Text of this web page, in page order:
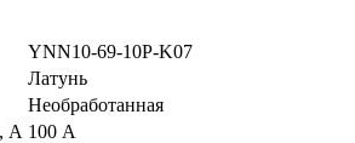
YNN10-69-10P-K07
Латунь
Необработанная
А 100 А